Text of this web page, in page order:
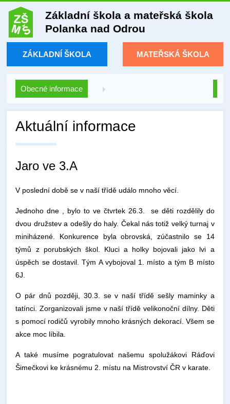
Základní škola a mateřská škola
Polanka nad Odrou
ZÁKLADNÍ ŠKOLA MATEŘSKÁ ŠKOLA
Obecné informace
Aktuální informace
Jaro ve 3.A
V poslední době se v naší třídě událo mnoho věcí.
Jednoho dne , bylo to ve čtvrtek 26.3. se děti rozdělily do
dvou družstev a odešly do haly. Čekal nás totiž velký turnaj v
miniházené. Konkurence byla obrovská, zúčastnilo se 14
týmů z porubských škol. Kluci a holky bojovali jako lvi a
úspěch se dostavil. Tým A vybojoval 1. místo a tým B místo
6J
O pár dnů později, 30.3. se v naší třídě sešly maminky a
tatínci. Zorganizovali jsme v naší třídě velikonoční dílny. Děti
s pomocí rodičů vyrobily mnoho krásných dekorací. Všem se
akce moc líbila.
A také musíme pogratulovat našemu spolužákovi Ráďovi
Šimečkovi ke krásnému 2. místu na Mistrovství ČR v karate.